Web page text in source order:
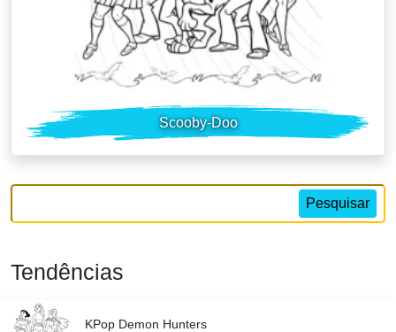
Scooby-Doo
Pesquisar
Tendências
KPop Demon Hunters